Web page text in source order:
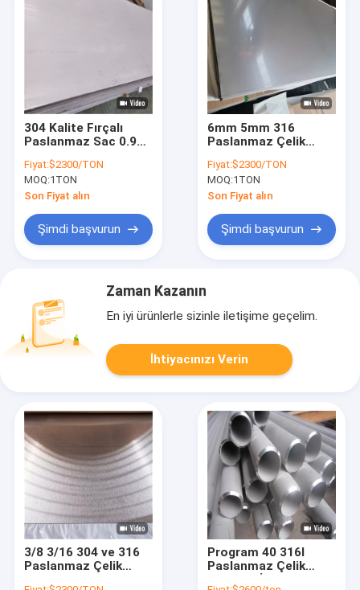
304 Kalite Fırçalı
Paslanmaz Sac 0.9
Tam Sert
Fiyat:$2300/TON
MOQ:1TON
Son Fiyat alın
Şimdi başvurun
6mm 5mm 316
Paslanmaz Çelik
Levha 12 11 Ölçü 10
Ölçü Paslanmaz Çelik
Levha
Fiyat:$2300/TON
MOQ:1TON
Son Fiyat alın
Şimdi başvurun
Zaman Kazanın
En iyi ürünlerle sizinle iletişime geçelim.
İhtiyacınızı Verin
3/8 3/16 304 ve 316
Paslanmaz Çelik
Program 40 316l
Paslanmaz Çelik